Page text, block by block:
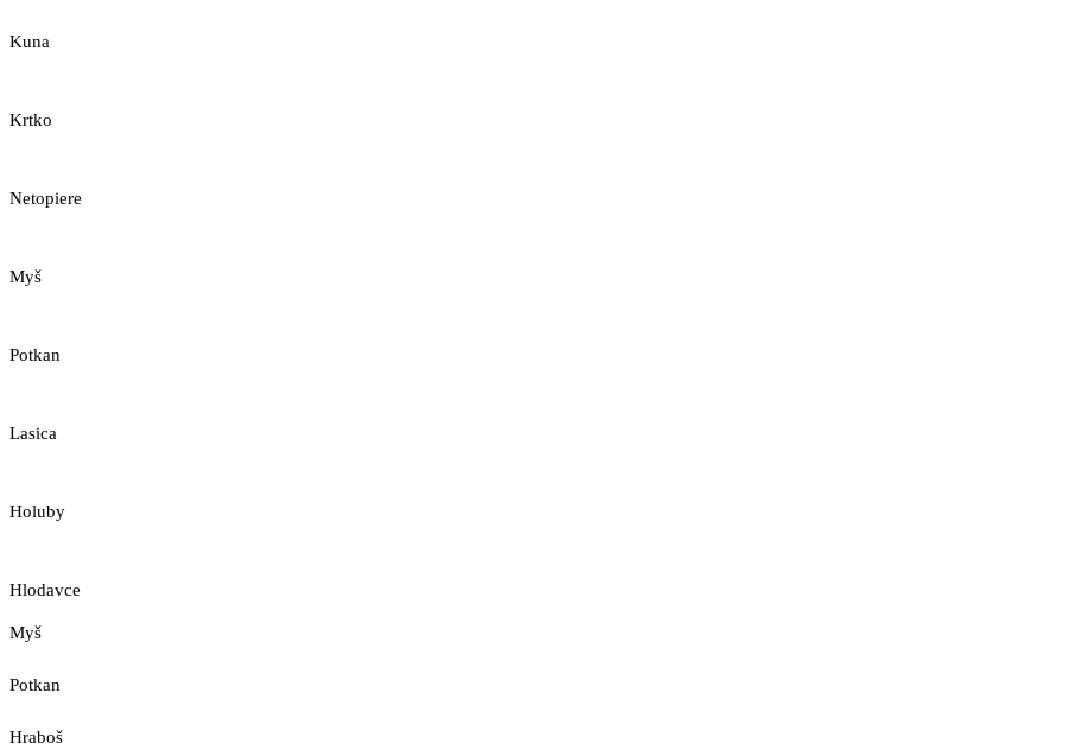
Kuna
Krtko
Netopiere
Myš
Potkan
Lasica
Holuby
Hlodavce
Myš
Potkan
Hraboš